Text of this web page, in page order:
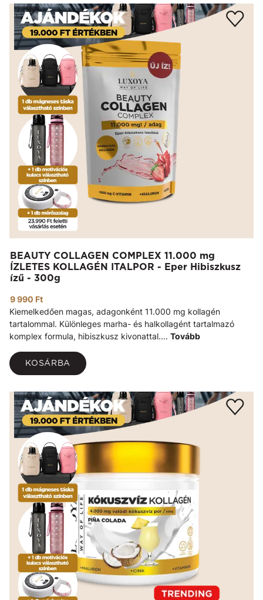
BEAUTY COLLAGEN COMPLEX 11.000 mg
ÍZLETES KOLLAGÉN ITALPOR - Eper Hibiszkusz
ízű - 300g
9 990 Ft
Kiemelkedően magas, adagonként 11.000 mg kollagén
tartalommal. Különleges marha- és halkollagént tartalmazó
komplex formula, hibiszkusz kivonattal.... Tovább
KOSÁRBA